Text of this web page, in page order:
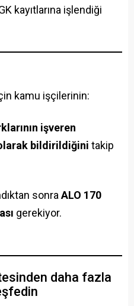
kayıtlarına işlendiği
kamu işçilerinin:
işveren
bildirildiğini takip
sonra ALO 170
gerekiyor.
daha fazla